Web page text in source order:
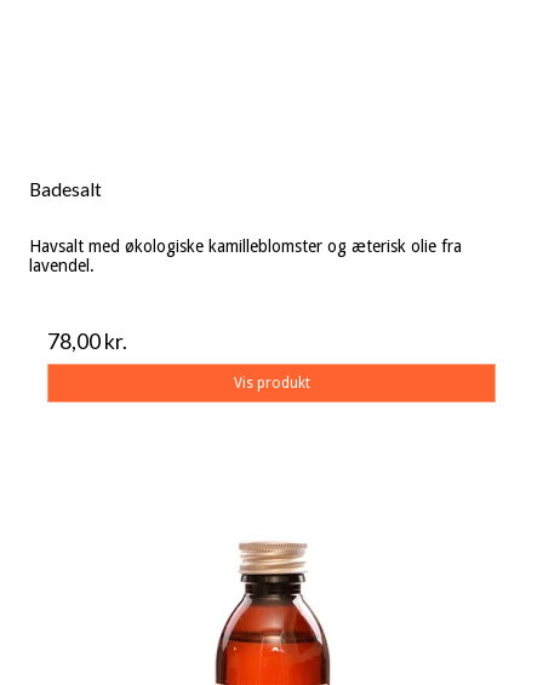
Badesalt
Havsalt med økologiske kamilleblomster og æterisk olie fra
lavendel.
78,00 kr.
Vis produkt